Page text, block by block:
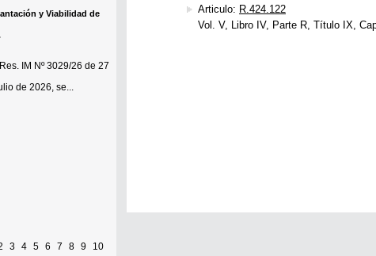
y Viabilidad de
Res. IM Nº 3029/26 de 27
de 2026, se...
3 4 5 6 7 8 9 10
Articulo: R.424.122
Vol. V, Libro IV, Parte R, Título IX,